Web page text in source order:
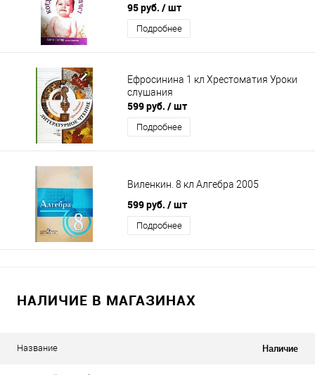
95 руб. / шт
Подробнее
Ефросинина 1 кл Хрестоматия Уроки
слушания
599 руб. / шт
Подробнее
Виленкин. 8 кл Алгебра 2005
599 руб. / шт
Подробнее
НАЛИЧИЕ В МАГАЗИНАХ
Название Наличие